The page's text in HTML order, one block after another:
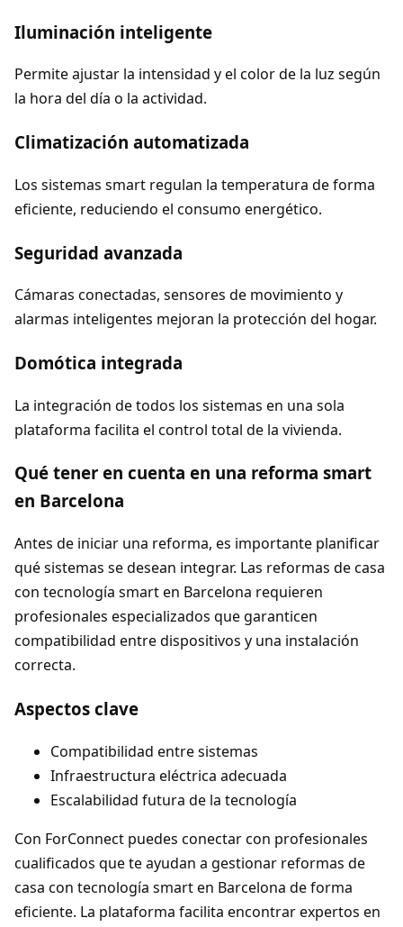
Iluminación inteligente
Permite ajustar la intensidad y el color de la luz según
la hora del día o la actividad.
Climatización automatizada
Los sistemas smart regulan la temperatura de forma
eficiente, reduciendo el consumo energético.
Seguridad avanzada
Cámaras conectadas, sensores de movimiento y
alarmas inteligentes mejoran la protección del hogar.
Domótica integrada
La integración de todos los sistemas en una sola
plataforma facilita el control total de la vivienda.
Qué tener en cuenta en una reforma smart
en Barcelona
Antes de iniciar una reforma, es importante planificar
qué sistemas se desean integrar. Las reformas de casa
con tecnología smart en Barcelona requieren
profesionales especializados que garanticen
compatibilidad entre dispositivos y una instalación
correcta.
Aspectos clave
Compatibilidad entre sistemas
Infraestructura eléctrica adecuada
Escalabilidad futura de la tecnología
Con ForConnect puedes conectar con profesionales
cualificados que te ayudan a gestionar reformas de
casa con tecnología smart en Barcelona de forma
eficiente. La plataforma facilita encontrar expertos en